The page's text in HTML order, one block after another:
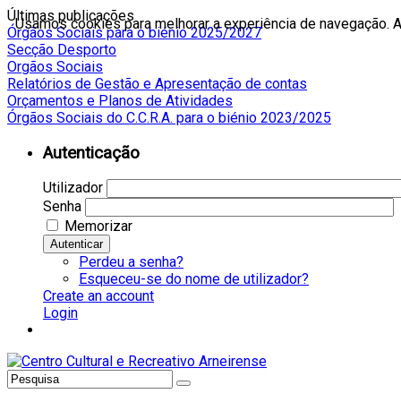
Últimas publicações
Órgãos Sociais para o biénio 2025/2027
Secção Desporto
Orgãos Sociais
Relatórios de Gestão e Apresentação de contas
Orçamentos e Planos de Atividades
Órgãos Sociais do C.C.R.A. para o biénio 2023/2025
Autenticação
Utilizador
Senha
Memorizar
Autenticar
Perdeu a senha?
Esqueceu-se do nome de utilizador?
Create an account
Login
Usamos cookies para melhorar a experiência de navegação.